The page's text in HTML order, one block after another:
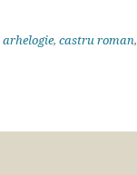
arhelogie, castru roman,